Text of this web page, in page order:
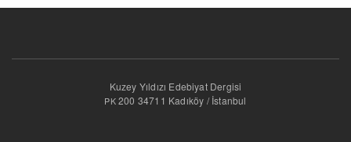
Kuzey Yıldızı Edebiyat Dergisi
PK200 34711 Kadıköy / İstanbul